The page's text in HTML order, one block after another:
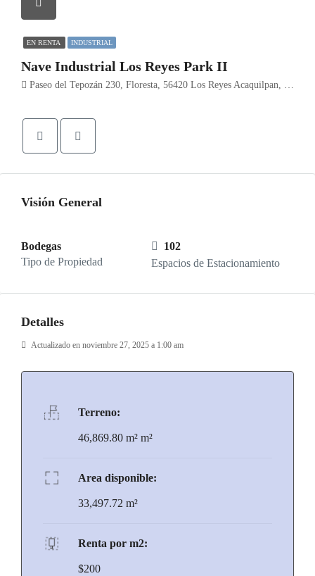
EN RENTA INDUSTRIAL
Nave Industrial Los Reyes Park II
Paseo del Tepozán 230, Floresta, 56420 Los Reyes Acaquilpan, Méx.
Visión General
Bodegas
Tipo de Propiedad
102
Espacios de Estacionamiento
Detalles
Actualizado en noviembre 27, 2025 a 1:00 am
Terreno:
46,869.80 m² m²
Area disponible:
33,497.72 m²
Renta por m2:
$200